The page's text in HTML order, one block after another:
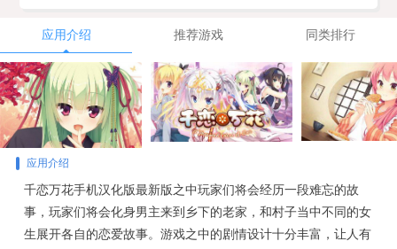
应用介绍 推荐游戏 同类排行
应用介绍
千恋万花手机汉化版最新版之中玩家们将会经历一段难忘的故
事，玩家们将会化身男主来到乡下的老家，和村子当中不同的女
生展开各自的恋爱故事。游戏之中的剧情设计十分丰富，让人有